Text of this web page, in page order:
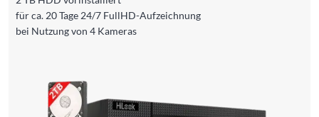
für ca. 20 Tage 24/7 FullHD-Aufzeichnung
bei Nutzung von 4 Kameras